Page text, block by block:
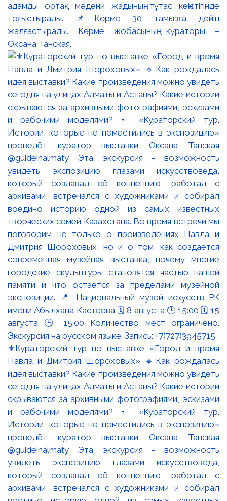
адамды ортақ мәдени жадының тұтас кеңістігінде
тоғыстырады. 📌Көрме 30 тамызға дейін
жалғастырады. Көрме жобасының кураторы –
Оксана Танская.
⚜️Кураторский тур по выставке «Город и время
Павла и Дмитрия Шороховых» 🔹Как рождалась
идея выставки? Какие произведения можно увидеть
сегодня на улицах Алматы и Астаны? Какие истории
скрываются за архивными фотографиями, эскизами
и рабочими моделями? ▫️ «Кураторский тур.
Истории, которые не поместились в экспозицию»
проведёт куратор выставки Оксана Танская
@guideinalmaty Эта экскурсия - возможность
увидеть экспозицию глазами искусствоведа,
который создавал её концепцию, работал с
архивами, встречался с художниками и собирал